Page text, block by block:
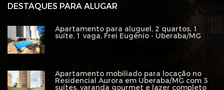
DESTAQUES PARA ALUGAR
Apartamento para aluguel, 2 quartos, 1
suíte, 1 vaga, Frei Eugênio - Uberaba/MG
Apartamento mobiliado para locação no
Residencial Aurora em Uberaba/MG com 3
suítes, varanda gourmet e lazer completo